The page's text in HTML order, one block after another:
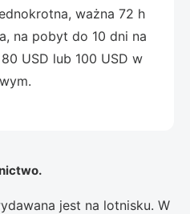
ważna 72 h
na pobyt do 10 dni na
USD lub 100 USD w
jest na lotnisku. W